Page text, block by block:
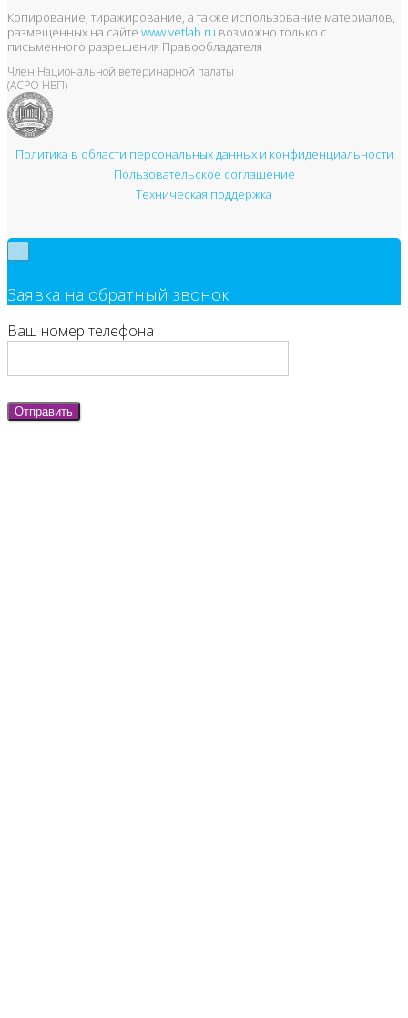
Копирование, тиражирование, а также использование материалов,
размещенных на сайте www.vetlab.ru возможно только с
письменного разрешения Правообладателя
Член Национальной ветеринарной палаты
(АСРО НВП)
Политика в области персональных данных и конфиденциальности
Пользовательское соглашение
Техническая поддержка
Заявка на обратный звонок
Ваш номер телефона
Отправить